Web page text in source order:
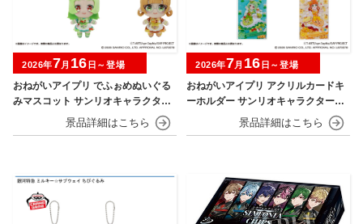
おねがいアイプリ でふぉめぬいぐる
みマスコット サンリオキャラクター
2026年7月 16 日～登場
おねがいアイプリ アクリルカードキ
ーホルダー サンリオキャラクターズ
2026年7月 16 日～登場